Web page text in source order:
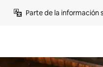
Parte de la